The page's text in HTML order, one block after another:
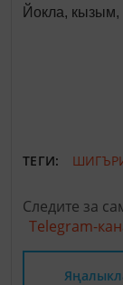
Йокла, кызым,
ТЕГИ:
Следите за
Telegram-